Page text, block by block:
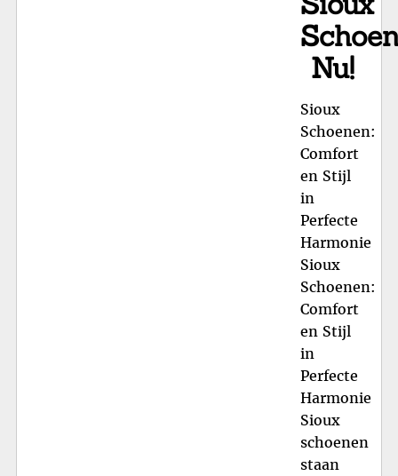
Nu!
Sioux
Schoenen:
Comfort
en Stijl
in
Perfecte
Harmonie
Sioux
Schoenen:
Comfort
en Stijl
in
Perfecte
Harmonie
Sioux
schoenen
staan